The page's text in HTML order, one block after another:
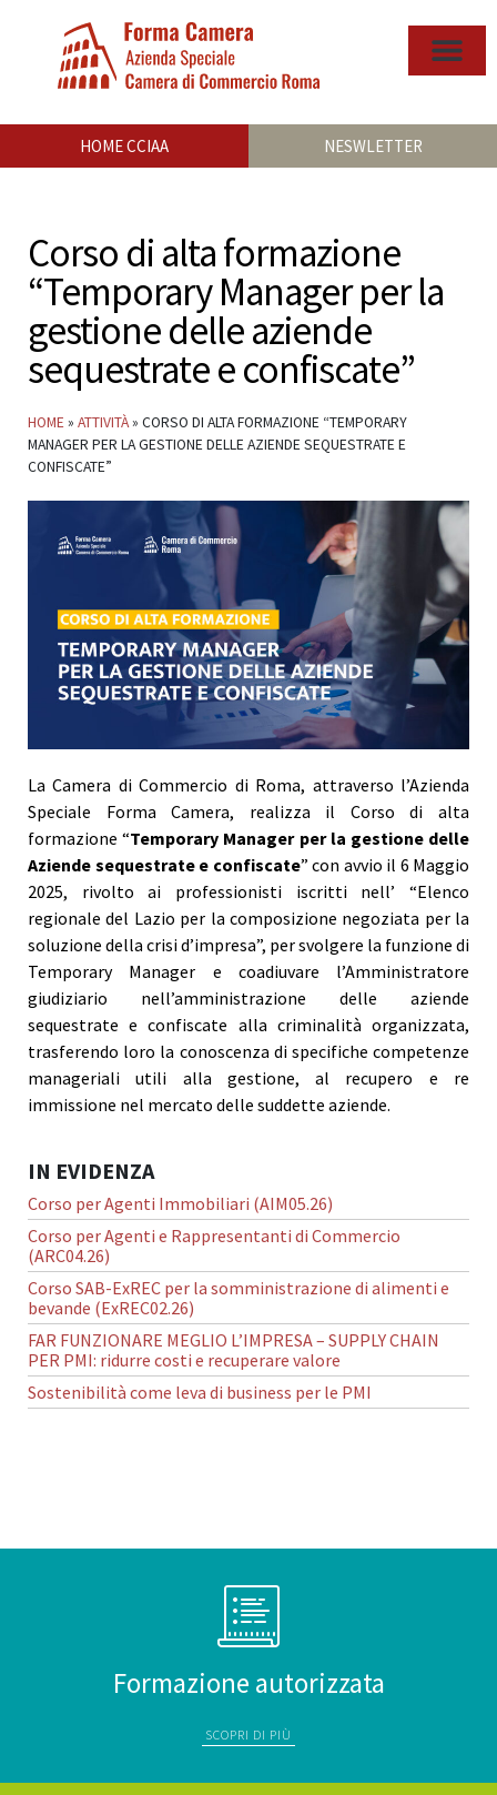
HOME CCIAA NESWLETTER
Corso di alta formazione
“Temporary Manager per la
gestione delle aziende
sequestrate e confiscate”
HOME » ATTIVITÀ» CORSO DI ALTA FORMAZIONE “TEMPORARY
MANAGER PER LA GESTIONE DELLE AZIENDE SEQUESTRATE E
CONFISCATE”
La Camera di Commercio di Roma, attraverso l’Azienda
Speciale Forma Camera, realizza il Corso di alta
formazione “Temporary Manager per la gestione delle
Aziende sequestrate e confiscate” con avvio il 6 Maggio
2025, rivolto ai professionisti iscritti nell’ “Elenco
regionale del Lazio per la composizione negoziata per la
soluzione della crisi d’impresa”, per svolgere la funzione di
Temporary Manager e coadiuvare l’Amministratore
giudiziario nell’amministrazione delle aziende
sequestrate e confiscate alla criminalità organizzata,
trasferendo loro la conoscenza di specifiche competenze
manageriali utili alla gestione, al recupero e re
immissione nel mercato delle suddette aziende.
IN EVIDENZA
Corso per Agenti Immobiliari (AIM05.26)
Corso per Agenti e Rappresentanti di Commercio
(ARC04.26)
Corso SAB-ExREC per la somministrazione di alimenti e
bevande (ExREC02.26)
FAR FUNZIONARE MEGLIO L’IMPRESA – SUPPLY CHAIN
PER PMI: ridurre costi e recuperare valore
Sostenibilità come leva di business per le PMI
Formazione autorizzata
SCOPRI DI PIÙ